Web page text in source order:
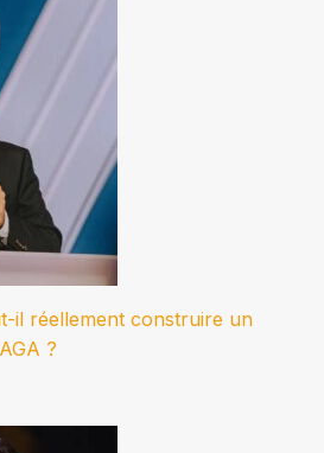
il réellement construire un
?